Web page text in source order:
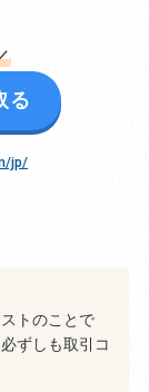
る
jp/
トのことで
ずしも取引コ